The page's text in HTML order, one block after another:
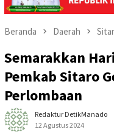
Beranda Daerah
Semarakkan
Pemkab Sitaro
Perlombaan
Redaktur DetikManado
12 Agustus 2024